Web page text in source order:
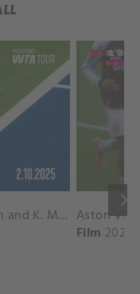
keyboard_arrow_right
A. Krunic and A. Danilina vs. P. Hon and K. Muchova Match Highlights - BEIJING_Capital Group Diamond ( October 02, 2025)
Film 2026